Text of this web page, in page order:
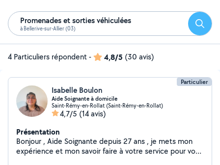
Promenades et sorties véhiculées
à Bellerive-sur-Allier (03)
4 Particuliers répondent- 4,8/5 (30 avis)
Particulier
Isabelle Boulon
Aide Soignante à domicile
Saint-Rémy-en-Rollat (Saint-Rémy-en-Rollat)
4,7/5 (14 avis)
Présentation
Bonjour , Aide Soignante depuis 27 ans , je mets mon
expérience et mon savoir faire à votre service pour vos